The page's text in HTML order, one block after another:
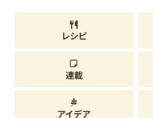
レシピ
連載
アイデア